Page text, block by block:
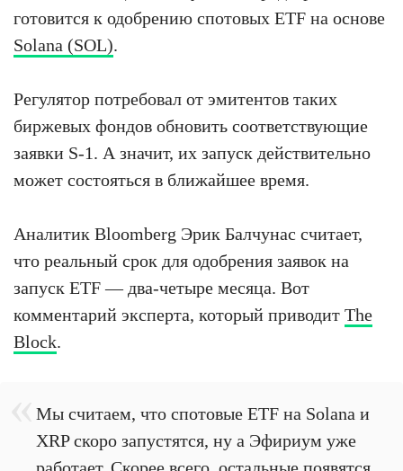
готовится к одобрению спотовых ETF на основе
Solana (SOL).
Регулятор потребовал от эмитентов таких
биржевых фондов обновить соответствующие
заявки S-1. А значит, их запуск действительно
может состояться в ближайшее время.
Аналитик Bloomberg Эрик Балчунас считает,
что реальный срок для одобрения заявок на
запуск ETF — два-четыре месяца. Вот
комментарий эксперта, который приводит The
Block.
Мы считаем, что спотовые ETF на Solana и
XRP скоро запустятся, ну а Эфириум уже